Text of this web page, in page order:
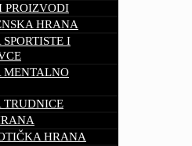
PROIZVODI
HRANA
I
MENTALNO
TRUDNICE
HRANA